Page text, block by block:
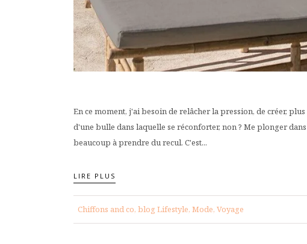
En ce moment, j'ai besoin de relâcher la pression, de créer,
d'une bulle dans laquelle se réconforter, non ? Me plonger
beaucoup à prendre du recul. C'est...
LIRE PLUS
Chiffons and co, blog Lifestyle, Mode, Voyage